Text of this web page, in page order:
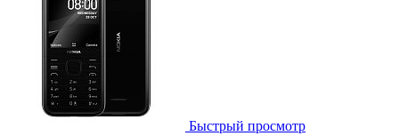
Быстрый просмотр